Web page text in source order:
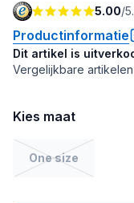
5.00/
Productinformatie
Dit artikel is
Vergelijkbare
Kies maat
One size